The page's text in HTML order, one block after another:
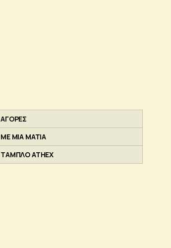
ΑΓΟΡΕΣ
ΜΕ ΜΙΑ ΜΑΤΙΑ
ΤΑΜΠΛΟ ATHEX